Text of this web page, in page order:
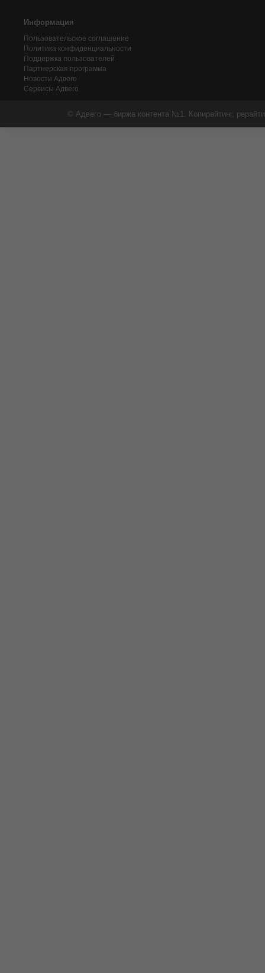
Информация
Пользовательское соглашение
Политика конфиденциальности
Поддержка пользователей
Партнерская программа
Новости Адвего
Сервисы Адвего
© Адвего — биржа контента №1. Копирайтинг,